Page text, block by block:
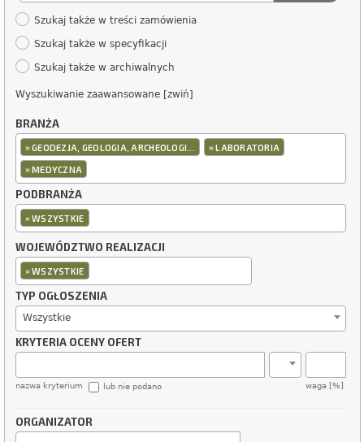
Szukaj także w treści zamówienia
Szukaj także w specyfikacji
Szukaj także w archiwalnych
Wyszukiwanie zaawansowane [zwiń]
BRANŻA
×GEODEZJA, GEOLOGIA, ARCHEOLOGI... ×LABORATORIA
×MEDYCZNA
PODBRANŻA
×WSZYSTKIE
WOJEWÓDZTWO REALIZACJI
×WSZYSTKIE
TYP OGŁOSZENIA
Wszystkie
KRYTERIA OCENY OFERT
nazwa kryterium waga [%]
lub nie podano
ORGANIZATOR